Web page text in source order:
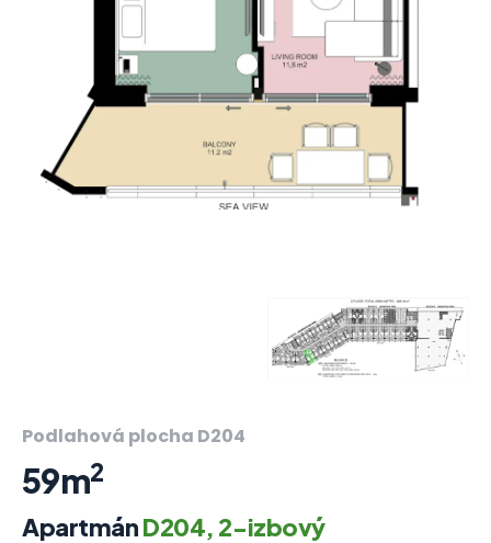
Podlahová plocha D204
59m2
ApartmánD204, 2-izbový